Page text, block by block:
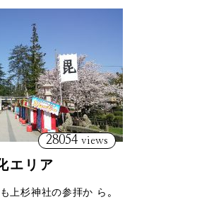
28054 views
エリア
上杉神社の参拝か ら。